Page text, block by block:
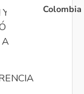
A
Colombia